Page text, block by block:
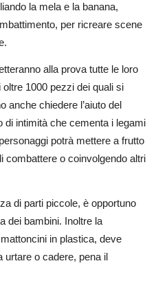
la mela e la banana,
per ricreare scene
alla prova tutte le loro
1000 pezzi dei quali si
anche chiedere l’aiuto del
di intimità che cementa i legami
potrà mettere a frutto
combattere o coinvolgendo altri
di parti piccole, è opportuno
dei bambini. Inoltre la
in plastica, deve
urtare o cadere, pena il